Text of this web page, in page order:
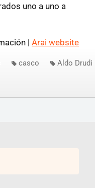
uno a uno a
| Arai website
casco Aldo Drudi